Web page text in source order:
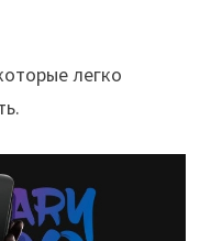
легко